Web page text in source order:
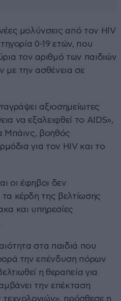
μολύνσεις από τον HIV
0-19 ετών, που
τον αριθμό των παιδιών
με την ασθένεια σε
αξιοσημείωτες
να εξαλειφθεί το AIDS»,
Μπάινς, βοηθός
για τον HIV και το
οι έφηβοι δεν
κέρδη της βελτίωσης
και υπηρεσίες
στα παιδιά που
την επένδυση πόρων
η θεραπεία για
την επέκταση
πρόσθεσε η